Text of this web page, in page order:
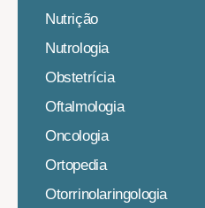
Nutrição
Nutrologia
Obstetrícia
Oftalmologia
Oncologia
Ortopedia
Otorrinolaringologia